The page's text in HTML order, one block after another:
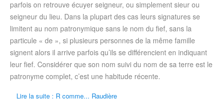
parfois on retrouve écuyer seigneur, ou simplement sieur ou
seigneur du lieu. Dans la plupart des cas leurs signatures se
limitent au nom patronymique sans le nom du fief, sans la
particule « de », si plusieurs personnes de la même famille
signent alors il arrive parfois qu’ils se différencient en indiquant
leur fief. Considérer que son nom suivi du nom de sa terre est le
patronyme complet, c’est une habitude récente.
Lire la suite : R comme... Raudière